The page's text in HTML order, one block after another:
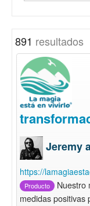
NETWORKING
AYUDA
891 resultados
Jeremy
https://
Producto
Nuestro
medidas positivas